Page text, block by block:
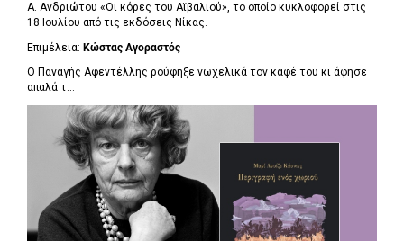
Α. Ανδριώτου «Οι κόρες του Αϊβαλιού», το οποίο κυκλοφορεί στις
18 Ιουλίου από τις εκδόσεις Νίκας.
Επιμέλεια: Κώστας Αγοραστός
Ο Παναγής Αφεντέλλης ρούφηξε νωχελικά τον καφέ του κι άφησε
απαλά τ...